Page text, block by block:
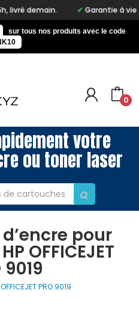
demain. Garantie à vie sur
sur tous nos produits avec le code
0
votre
ou toner laser
pour
OFFICEJET
9019
PRO 9019